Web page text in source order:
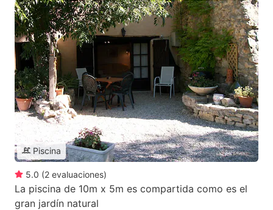
Piscina
5.0 (2 evaluaciones)
La piscina de 10m x 5m es compartida como es el
gran jardín natural